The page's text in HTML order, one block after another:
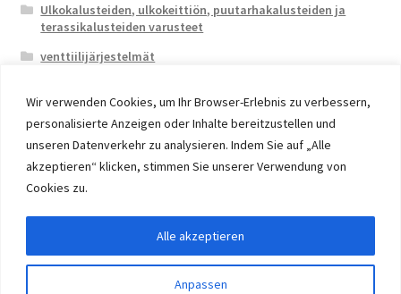
Wir verwenden Cookies, um Ihr Browser-Erlebnis zu verbessern,
personalisierte Anzeigen oder Inhalte bereitzustellen und
unseren Datenverkehr zu analysieren. Indem Sie auf „Alle
akzeptieren“ klicken, stimmen Sie unserer Verwendung von
Cookies zu.
Anpassen
Alle akzeptieren
Ulkokalusteiden, ulkokeittiön, puutarhakalusteiden ja
terassikalusteiden varusteet
venttiilijärjestelmät
© 2026 Eruon Trade UG, Germany, member of the ERUON